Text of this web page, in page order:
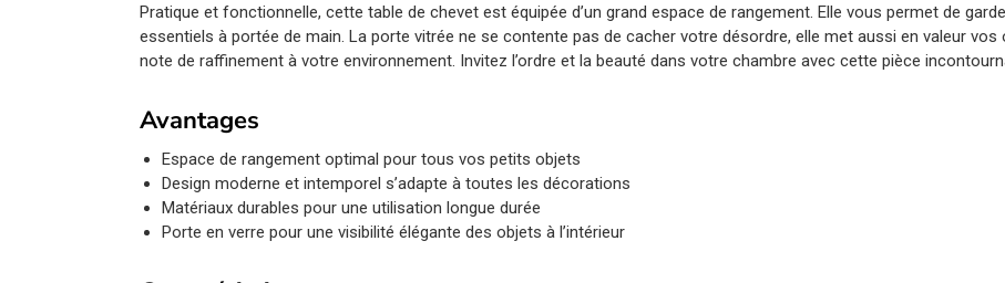
Pratique et fonctionnelle, cette table de chevet est équipée d’un grand espace de rangement. Elle vous permet de
essentiels à portée de main. La porte vitrée ne se contente pas de cacher votre désordre, elle met aussi en valeur
note de raffinement à votre environnement. Invitez l’ordre et la beauté dans votre chambre avec cette pièce
Avantages
Espace de rangement optimal pour tous vos petits objets
Design moderne et intemporel s’adapte à toutes les décorations
Matériaux durables pour une utilisation longue durée
Porte en verre pour une visibilité élégante des objets à l’intérieur